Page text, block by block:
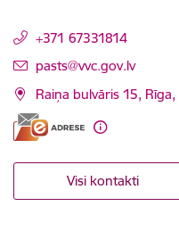
+371 67331814
E-pasts:
pasts@vvc.gov.lv
Raiņa bulvāris 15,
Visi kontakti